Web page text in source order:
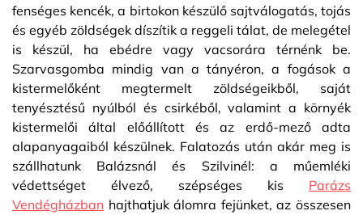
fenséges kencék, a birtokon készülő sajtválogatás, tojás
és egyéb zöldségek díszítik a reggeli tálat, de melegétel
is készül, ha ebédre vagy vacsorára térnénk be.
Szarvasgomba mindig van a tányéron, a fogások a
kistermelőként megtermelt zöldségeikből, saját
tenyésztésű nyúlból és csirkéből, valamint a környék
kistermelői által előállított és az erdő-mező adta
alapanyagaiból készülnek. Falatozás után akár meg is
szállhatunk Balázsnál és Szilvinél: a műemléki
védettséget élvező, szépséges kis Parázs
Vendégházban hajthatjuk álomra fejünket, az összesen